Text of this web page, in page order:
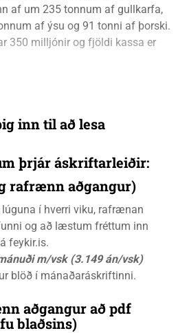
af um 235 tonnum af gullkarfa,
af ýsu og 91 tonni af þorski.
350 milljónir og fjöldi kassa er
inn til að lesa
þrjár áskriftarleiðir:
rafrænn aðgangur)
í hverri viku, rafrænan
og að læstum fréttum inn
á feykir.is.
m/vsk (3.149 án/vsk)
blöð í mánaðaráskriftinni.
aðgangur að pdf
blaðsins)